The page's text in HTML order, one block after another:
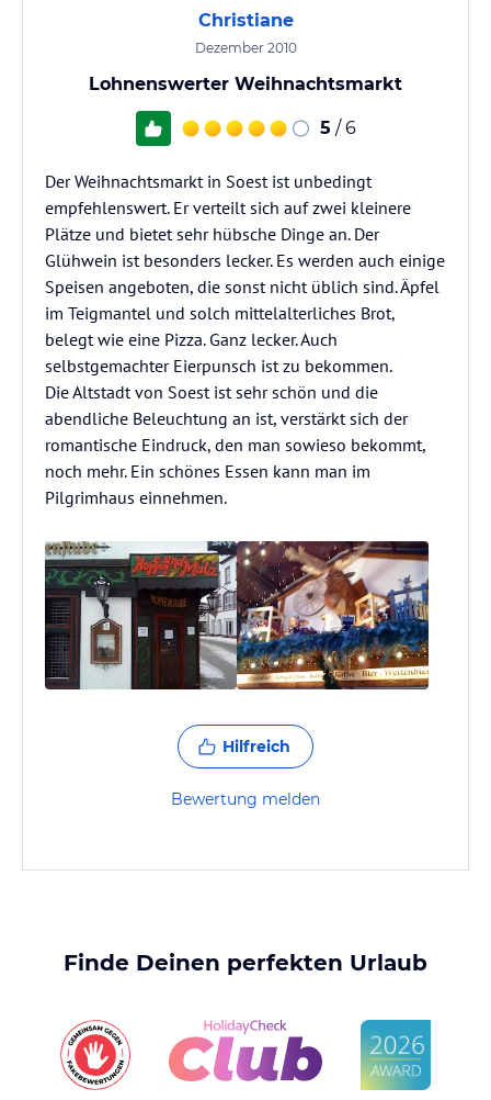
Christiane
Dezember 2010
Lohnenswerter Weihnachtsmarkt
5 / 6
Der Weihnachtsmarkt in Soest ist unbedingt
empfehlenswert. Er verteilt sich auf zwei kleinere
Plätze und bietet sehr hübsche Dinge an. Der
Glühwein ist besonders lecker. Es werden auch einige
Speisen angeboten, die sonst nicht üblich sind. Äpfel
im Teigmantel und solch mittelalterliches Brot,
belegt wie eine Pizza. Ganz lecker. Auch
selbstgemachter Eierpunsch ist zu bekommen.
Die Altstadt von Soest ist sehr schön und die
abendliche Beleuchtung an ist, verstärkt sich der
romantische Eindruck, den man sowieso bekommt,
noch mehr. Ein schönes Essen kann man im
Pilgrimhaus einnehmen.
Hilfreich
Bewertung melden
Finde Deinen perfekten Urlaub